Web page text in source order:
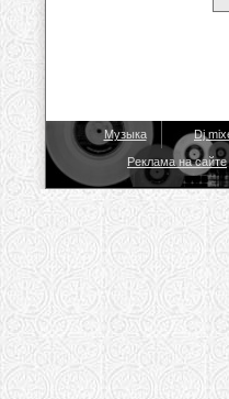
Музыка Dj
Реклама на сайте